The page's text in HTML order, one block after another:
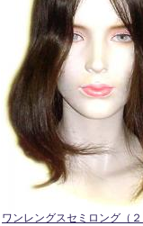
ワンレングスセミロング（